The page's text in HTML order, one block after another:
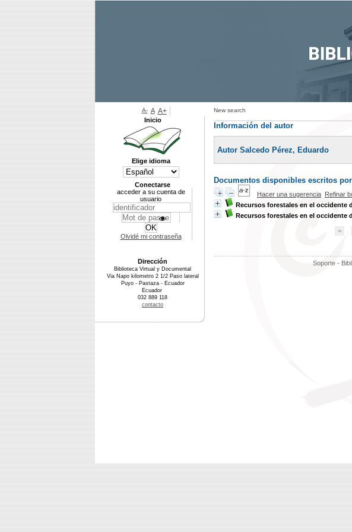
New search
Información del autor
Autor Salcedo Pérez, Eduardo
Documentos disponibles escritos
Hacer una sugerencia Refinar
Recursos forestales en el occidente
Recursos forestales en el occidente
Soporte -
A- A A+
Inicio
Elige idioma
Conectarse
acceder a su cuenta de
usuario
Olvidé mi contraseña
Dirección
Biblioteca Virtual y Documental
Via Napo kilometro 2 1/2 Paso lateral
Puyo - Pastaza - Ecuador
Ecuador
032 889 118
contacto